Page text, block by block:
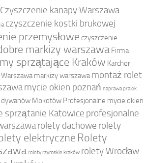
Czyszczenie kanapy Warszawa
czyszczenie kostki brukowej
przemysłowe czyszczenie
markizy warszawa Firma
sprzątające Kraków Karcher
markizy warszawa montaż rolet
mycie okien poznań naprawa pralek
dywanów Mokotów Profesjonalne mycie okien
sprzątanie Katowice profesjonalne
rolety dachowe rolety
elektryczne Rolety
rolety rzymskie kraków rolety Wrocław